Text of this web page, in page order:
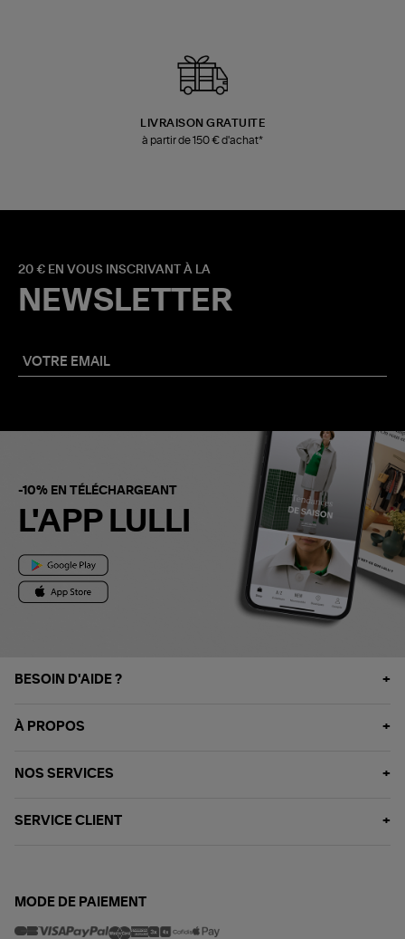
LIVRAISON GRATUITE
à partir de 150 € d'achat*
20 € EN VOUS INSCRIVANT À LA
NEWSLETTER
-10% EN TÉLÉCHARGEANT
L'APP LULLI
BESOIN D'AIDE ?
À PROPOS
NOS SERVICES
SERVICE CLIENT
MODE DE PAIEMENT